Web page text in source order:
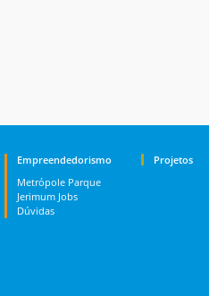
Empreendedorismo
Metrópole Parque
Jerimum Jobs
Dúvidas
Projetos